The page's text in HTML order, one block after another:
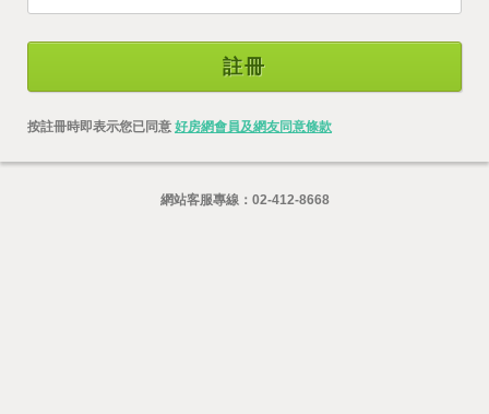
註冊
按註冊時即表示您已同意 好房網會員及網友同意條款
網站客服專線： 02-412-8668